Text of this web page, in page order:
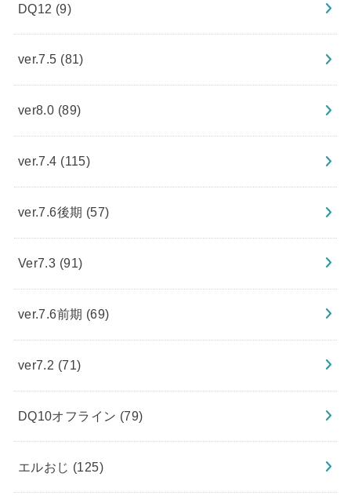
DQ12 (9)
ver.7.5 (81)
ver8.0 (89)
ver.7.4 (115)
ver.7.6後期 (57)
Ver7.3 (91)
ver.7.6前期 (69)
ver7.2 (71)
DQ10オフライン (79)
エルおじ (125)